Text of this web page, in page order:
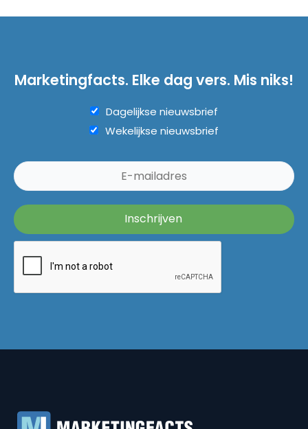
Marketingfacts. Elke dag vers. Mis niks!
Dagelijkse nieuwsbrief
Wekelijkse nieuwsbrief